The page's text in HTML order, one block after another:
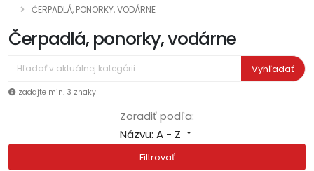
ČERPADLÁ, PONORKY, VODÁRNE
Čerpadlá, ponorky, vodárne
Vyhľadať
zadajte min. 3 znaky
Zoradiť podľa:
Názvu: A - Z 
Filtrovať